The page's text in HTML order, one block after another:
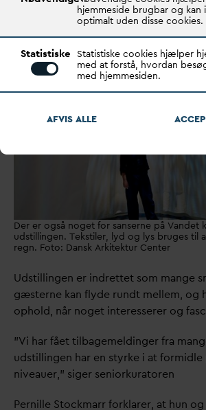
ned fra loftet som bølger. Der er
og lyd. Der er levende billeder afv
en del tekst.
Der er også noget for sanserne på Vandet
udstillingen. Tekstiler, lyd og lys bruges til
regn. Foto: Dansk Arkitektur Center
Udstillingen er indrettet som mange
gæsterne kan flyde rundt mellem, og
ophold, når noget interesserer og
”Vi har fået tilbagemeldinger fra
udstillingen har en styrke i at formidle
niveauer,” siger seniorkuratoren
Pernille Stockmarr forklarer, at hun
hjemmeside brugbar og kan
optimalt uden disse cookies.
Statistiske Statistiske cookies hjælper
med at forstå, hvordan
med hjemmesiden.
AFVIS ALLE